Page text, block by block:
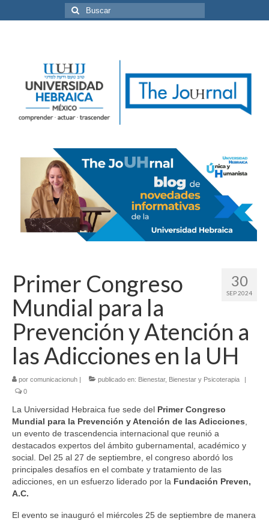
Buscar
por:
30
SEP 2024
Primer Congreso
Mundial para la
Prevención y Atención a
las Adicciones en la UH
por comunicacionuh | publicado en: Bienestar, Bienestar y Psicoterapia
|
0
La Universidad Hebraica fue sede del Primer Congreso
Mundial para la Prevención y Atención de las Adicciones
un evento de trascendencia internacional que reunió a
destacados expertos del ámbito gubernamental, académico y
social. Del 25 al 27 de septiembre, el congreso abordó los
principales desafíos en el combate y tratamiento de las
adicciones, en un esfuerzo liderado por la Fundación Preven,
A.C.
El evento se inauguró el miércoles 25 de septiembre de manera